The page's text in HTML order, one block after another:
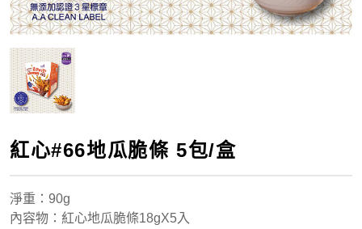
紅心#66地瓜脆條 5包/盒
淨重 ：90g
內容物：紅心地瓜脆條18gX5入